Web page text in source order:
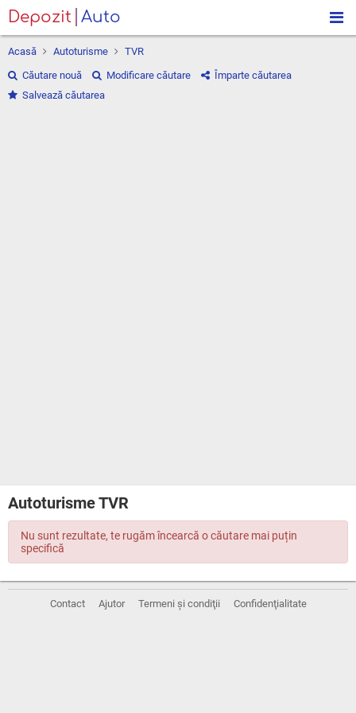
Depozit Auto
Acasă Autoturisme
TVR
Căutare nouă
Modificare căutare
Împarte căutarea
Salvează căutarea
Autoturisme TVR
Nu sunt rezultate, te rugăm încearcă o căutare mai puțin
specifică
Contact Ajutor Termeni și condiţii Confidenţialitate